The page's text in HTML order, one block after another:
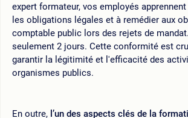
expert formateur, vos employés
les obligations légales et à remédier aux
comptable public lors des rejets de
seulement 2 jours. Cette conformité est
garantir la légitimité et l'efficacité des
organismes publics.
En outre, l’un des aspects clés de la